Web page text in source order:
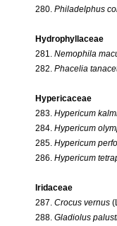
280. Philadelphus
Hydrophyllaceae
281. Nemophila
282. Phacelia
Hypericaceae
283. Hypericum
284. Hypericum
285. Hypericum
286. Hypericum
Iridaceae
287. Crocus vernus
288. Gladiolus